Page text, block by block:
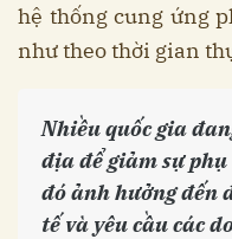
hệ thống cung ứng
như theo thời gian
Nhiều quốc gia
địa để giảm sự
đó ảnh hưởng đến
tế và yêu cầu các